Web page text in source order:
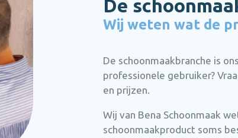
De
Wij weten wat de
De schoonmaakbranche is
professionele gebruiker?
en prijzen.
Wij van Bena Schoonmaak
schoonmaakproduct soms